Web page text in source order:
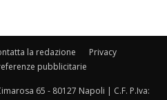
la redazione
Privacy
pubblicitarie
65 - 80127 Napoli | C.F. P.Iva: